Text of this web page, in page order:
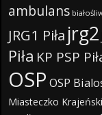
ambulans
JRG1 Piła jrg2
Piła KP PSP
OSP OSP
Miasteczko